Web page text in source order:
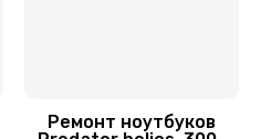
руб.Ремонт ноутбуков